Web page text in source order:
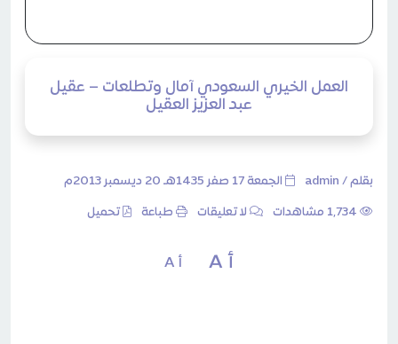
العمل الخيري السعودي آمال وتطلعات – عقيل
عبد العزيز العقيل
بقلم / admin الجمعة 17 صفر 1435هـ 20 ديسمبر 2013م
لا تعليقات طباعة تحميل
أ A أ A